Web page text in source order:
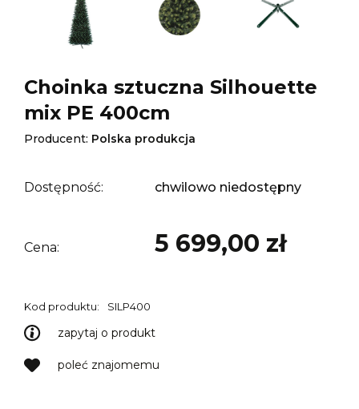
Choinka sztuczna Silhouette
mix PE 400cm
Producent: Polska produkcja
Dostępność: chwilowo niedostępny
Cena: 5 699,00 zł
Kod produktu: SILP400
zapytaj o produkt
poleć znajomemu